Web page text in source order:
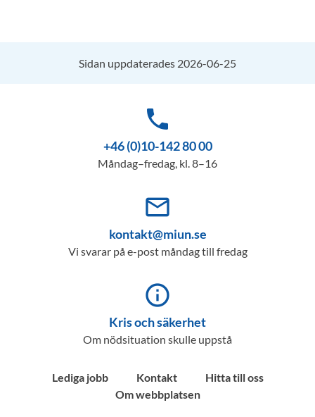
Sidan uppdaterades 2026-06-25
phone
+46 (0)10-142 80 00
Måndag–fredag, kl. 8–16
mail_outline
kontakt@miun.se
Vi svarar på e-post måndag till fredag
info_outline
Kris och säkerhet
Om nödsituation skulle uppstå
Lediga jobb Kontakt
Hitta till oss
Om webbplatsen